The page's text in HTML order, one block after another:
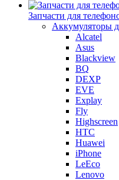
Запчасти для
Аккумуляторы
Alcatel
Asus
Blackview
BQ
DEXP
EVE
Explay
Fly
Highscreen
HTC
Huawei
iPhone
LeEco
Lenovo